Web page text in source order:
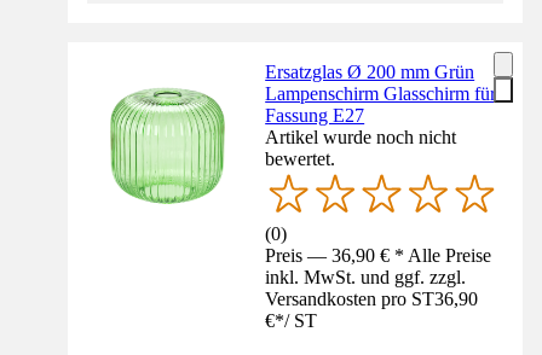
Ersatzglas Ø 200 mm Grün
Lampenschirm Glasschirm für
Fassung E27
Artikel wurde noch nicht
bewertet.
(0)
Preis — 36,90 € * Alle Preise
inkl. MwSt. und ggf. zzgl.
Versandkosten pro ST36,90
€*/ ST